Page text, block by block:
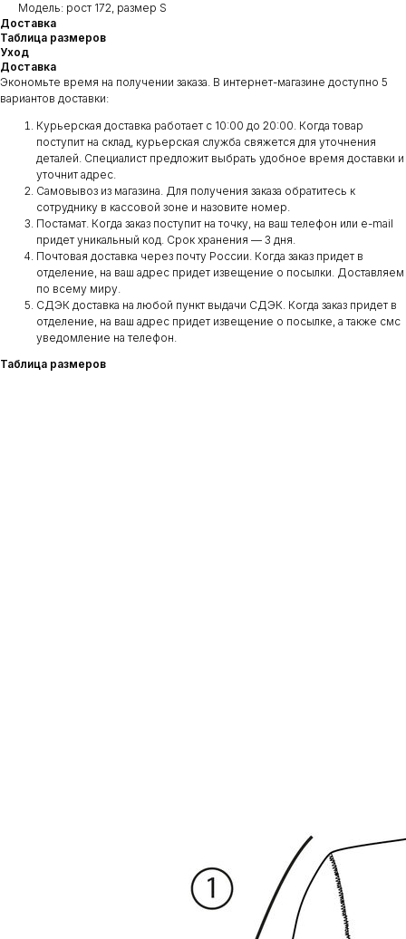
Модель: рост 172, размер S
Доставка
Таблица размеров
Уход
Доставка
Экономьте время на получении заказа. В интернет-магазине доступно 5
вариантов доставки:
Курьерская доставка работает с 10:00 до 20:00. Когда товар
поступит на склад, курьерская служба свяжется для уточнения
деталей. Специалист предложит выбрать удобное время доставки и
уточнит адрес.
Самовывоз из магазина. Для получения заказа обратитесь к
сотруднику в кассовой зоне и назовите номер.
Постамат. Когда заказ поступит на точку, на ваш телефон или e-mail
придет уникальный код. Срок хранения — 3 дня.
Почтовая доставка через почту России. Когда заказ придет в
отделение, на ваш адрес придет извещение о посылки. Доставляем
по всему миру.
СДЭК доставка на любой пункт выдачи СДЭК. Когда заказ придет в
отделение, на ваш адрес придет извещение о посылке, а также смс
уведомление на телефон.
Таблица размеров